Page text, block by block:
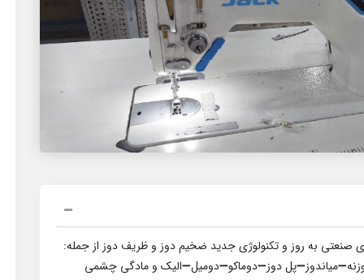
صنعتی به روز و تکنولوژی جدید ضخیم دوز و ظریف دوز از جمله:
دوز➖دوماکو➖دومیل➖️الیک و مادگی چشمی